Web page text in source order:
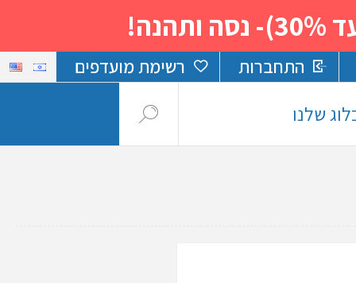
התחברות רשימת מועדפים
שלנו